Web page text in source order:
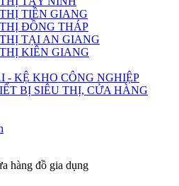
TIỀN GIANG
ĐỒNG THÁP
TẠI AN GIANG
KIÊN GIANG
- KỆ KHO CÔNG NGHIỆP
BỊ SIÊU THỊ, CỬA HÀNG
hàng đồ gia dụng